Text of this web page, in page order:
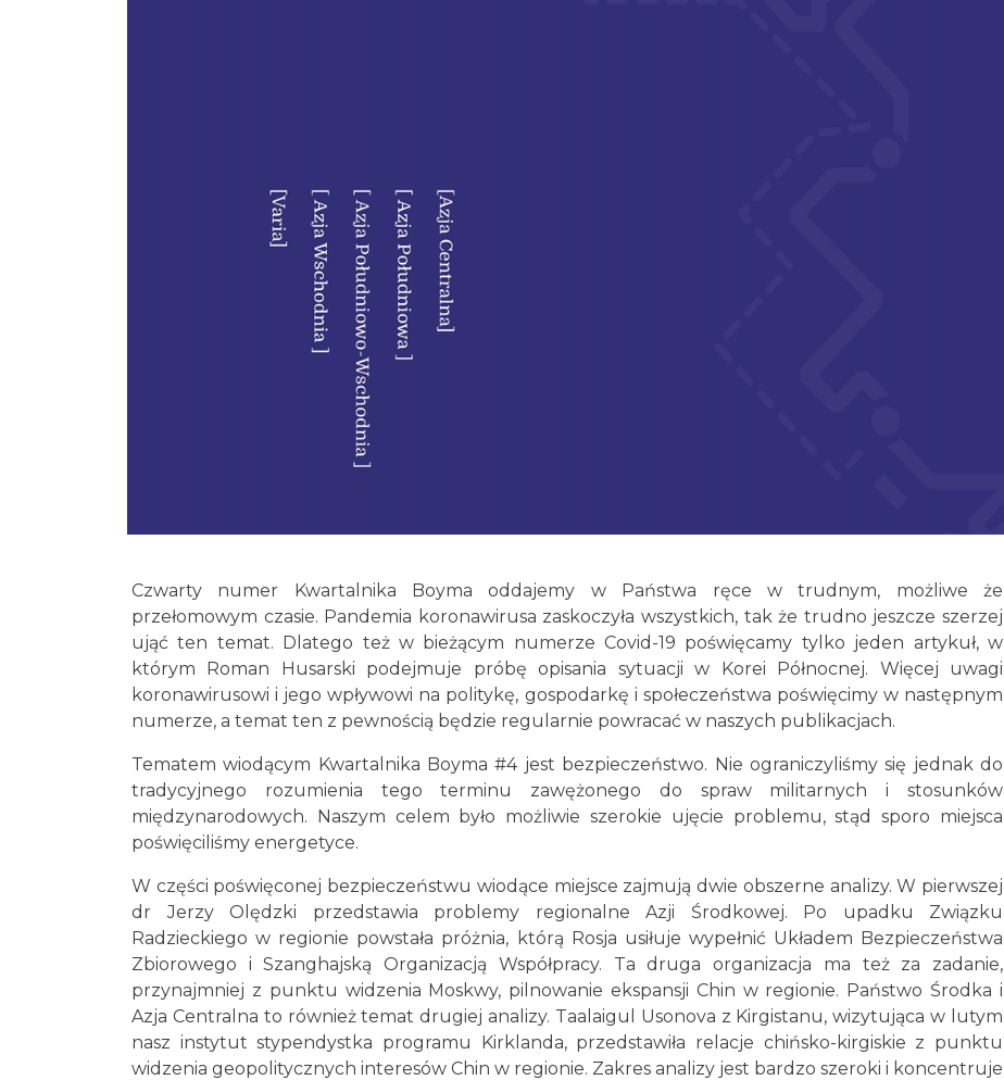
Czwarty numer Kwartalnika Boyma oddajemy w Państwa ręce w trudnym, możliwe że
przełomowym czasie. Pandemia koronawirusa zaskoczyła wszystkich, tak że trudno jeszcze szerzej
ująć ten temat. Dlatego też w bieżącym numerze Covid-19 poświęcamy tylko jeden artykuł, w
którym Roman Husarski podejmuje próbę opisania sytuacji w Korei Północnej. Więcej uwagi
koronawirusowi i jego wpływowi na politykę, gospodarkę i społeczeństwa poświęcimy w następnym
numerze, a temat ten z pewnością będzie regularnie powracać w naszych publikacjach.
Tematem wiodącym Kwartalnika Boyma #4 jest bezpieczeństwo. Nie ograniczyliśmy się jednak do
tradycyjnego rozumienia tego terminu zawężonego do spraw militarnych i stosunków
międzynarodowych. Naszym celem było możliwie szerokie ujęcie problemu, stąd sporo miejsca
poświęciliśmy energetyce.
W części poświęconej bezpieczeństwu wiodące miejsce zajmują dwie obszerne analizy. W pierwszej
dr Jerzy Olędzki przedstawia problemy regionalne Azji Środkowej. Po upadku Związku
Radzieckiego w regionie powstała próżnia, którą Rosja usiłuje wypełnić Układem Bezpieczeństwa
Zbiorowego i Szanghajską Organizacją Współpracy. Ta druga organizacja ma też za zadanie,
przynajmniej z punktu widzenia Moskwy, pilnowanie ekspansji Chin w regionie. Państwo Środka i
Azja Centralna to również temat drugiej analizy. Taalaigul Usonova z Kirgistanu, wizytująca w lutym
nasz instytut stypendystka programu Kirklanda, przedstawiła relacje chińsko-kirgiskie z punktu
widzenia geopolitycznych interesów Chin w regionie. Zakres analizy jest bardzo szeroki i koncentruje